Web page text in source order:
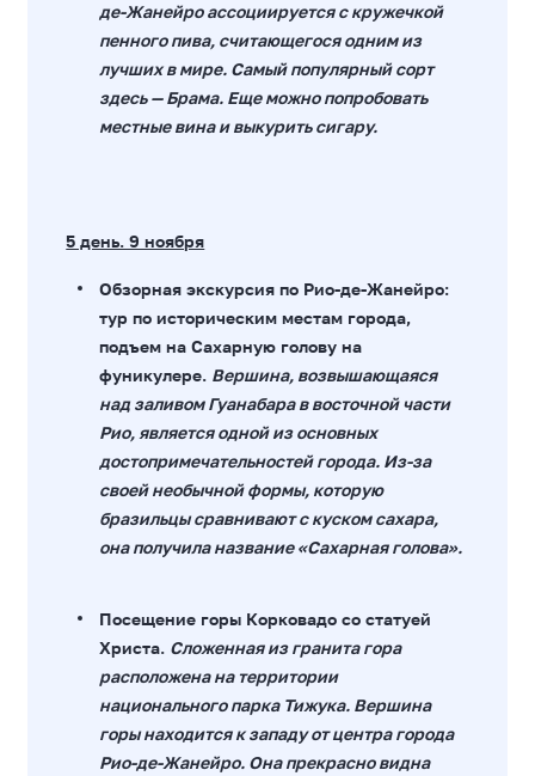
де-Жанейро ассоциируется с кружечкой
пенного пива, считающегося одним из
лучших в мире. Самый популярный сорт
здесь — Брама. Еще можно попробовать
местные вина и выкурить сигару.
5 день. 9 ноября
Обзорная экскурсия по Рио-де-Жанейро:
тур по историческим местам города,
подъем на Сахарную голову на
фуникулере. Вершина, возвышающаяся
над заливом Гуанабара в восточной части
Рио, является одной из основных
достопримечательностей города. Из-за
своей необычной формы, которую
бразильцы сравнивают с куском сахара,
она получила название «Сахарная голова».
Посещение горы Корковадо со статуей
Христа. Сложенная из гранита гора
расположена на территории
национального парка Тижука. Вершина
горы находится к западу от центра города
Рио-де-Жанейро. Она прекрасно видна